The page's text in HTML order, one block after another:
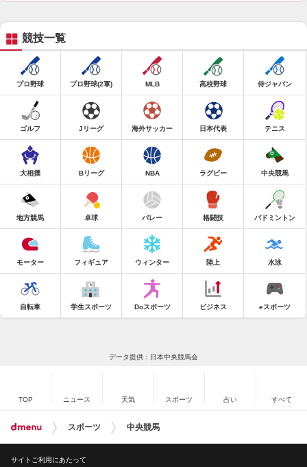
競技一覧
プロ野球 プロ野球(2軍) MLB 高校野球 侍ジャパン
ゴルフ Jリーグ 海外サッカー 日本代表 テニス
大相撲 Bリーグ NBA ラグビー 中央競馬
地方競馬 卓球 バレー 格闘技 バドミントン
モーター フィギュア ウィンター 陸上 水泳
自転車 学生スポーツ Doスポーツ ビジネス eスポーツ
データ提供：日本中央競馬会
TOP ニュース 天気 スポーツ 占い すべて
スポーツ 中央競馬
サイトご利用にあたって